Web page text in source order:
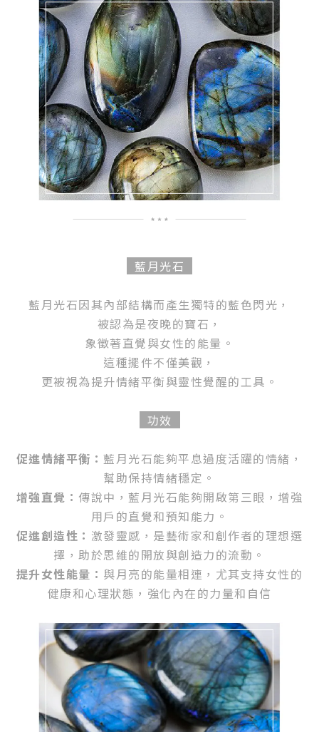
藍月光石
藍月光石因其內部結構而產生獨特的藍色閃光，
被認為是夜晚的寶石，
象徵著直覺與女性的能量。
這種擺件不僅美觀，
更被視為提升情緒平衡與靈性覺醒的工具。
功效
促進情緒平衡：藍月光石能夠平息過度活躍的情緒，
幫助保持情緒穩定。
增強直覺： 傳說中，藍月光石能夠開啟第三眼，增強
用戶的直覺和預知能力。
促進創造性： 激發靈感，是藝術家和創作者的理想選
擇，助於思維的開放與創造力的流動。
提升女性能量： 與月亮的能量相連，尤其支持女性的
健康和心理狀態，強化內在的力量和自信